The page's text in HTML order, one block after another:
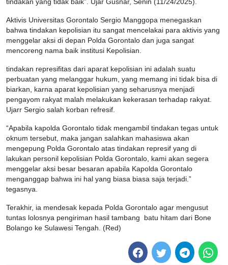
tindakan yang tidak baik”. Ujar Gusnar, Senin (11/24/2025).
Aktivis Universitas Gorontalo Sergio Manggopa menegaskan
bahwa tindakan kepolisian itu sangat mencelakai para aktivis yang
menggelar aksi di depan Polda Gorontalo dan juga sangat
mencoreng nama baik institusi Kepolisian.
tindakan represifitas dari aparat kepolisian ini adalah suatu
perbuatan yang melanggar hukum, yang memang ini tidak bisa di
biarkan, karna aparat kepolisian yang seharusnya menjadi
pengayom rakyat malah melakukan kekerasan terhadap rakyat.
Ujarr Sergio salah korban refresif.
“Apabila kapolda Gorontalo tidak mengambil tindakan tegas untuk
oknum tersebut, maka jangan salahkan mahasiswa akan
mengepung Polda Gorontalo atas tindakan represif yang di
lakukan personil kepolisian Polda Gorontalo, kami akan segera
menggelar aksi besar besaran apabila Kapolda Gorontalo
menganggap bahwa ini hal yang biasa biasa saja terjadi.”
tegasnya.
Terakhir, ia mendesak kepada Polda Gorontalo agar mengusut
tuntas lolosnya pengiriman hasil tambang batu hitam dari Bone
Bolango ke Sulawesi Tengah. (Red)